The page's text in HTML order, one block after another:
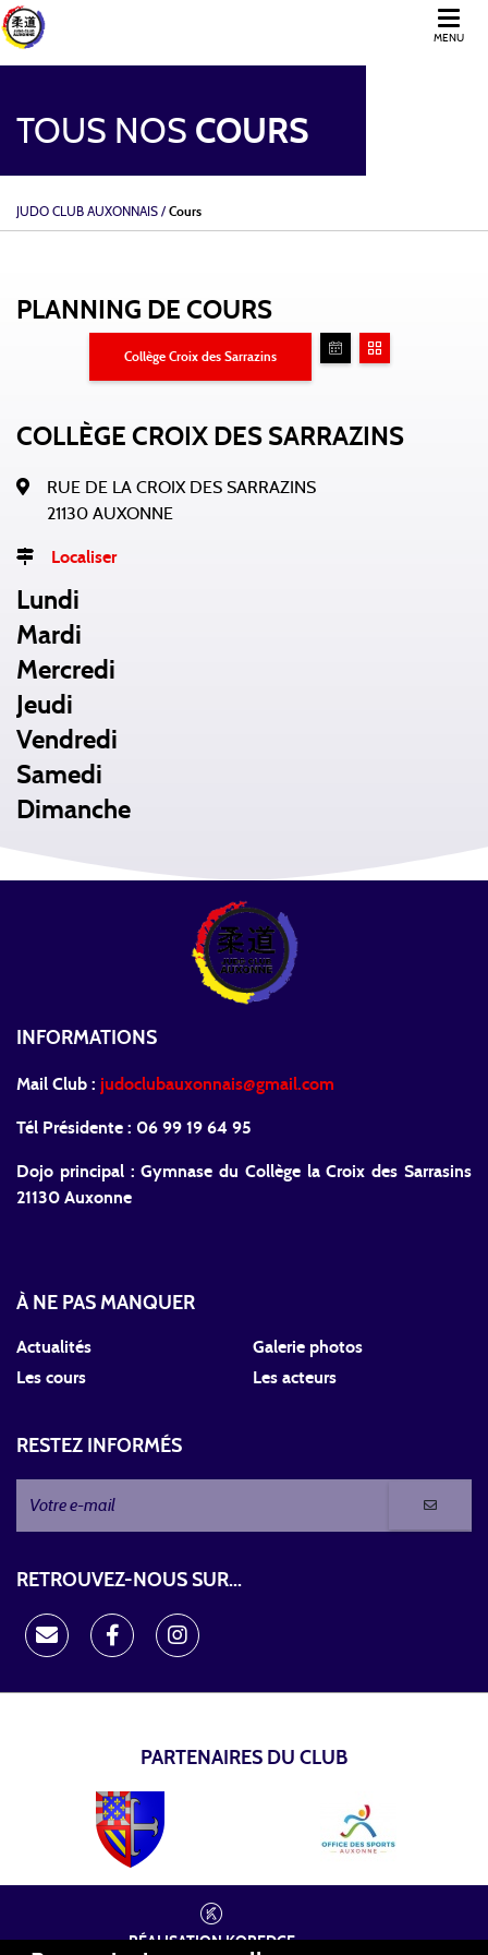
MENU
TOUS NOS COURS
JUDO CLUB AUXONNAIS / Cours
PLANNING DE COURS
Collège Croix des Sarrazins
COLLÈGE CROIX DES SARRAZINS
RUE DE LA CROIX DES SARRAZINS
21130 AUXONNE
Localiser
Lundi
Mardi
Mercredi
Jeudi
Vendredi
Samedi
Dimanche
INFORMATIONS
Mail Club : judoclubauxonnais@gmail.com
Tél Présidente : 06 99 19 64 95
Dojo principal : Gymnase du Collège la Croix des Sarrasins
21130 Auxonne
À NE PAS MANQUER
Actualités
Les cours
Galerie photos
Les acteurs
RESTEZ INFORMÉS
RETROUVEZ-NOUS SUR...
PARTENAIRES DU CLUB
RÉALISATIONKOREDGE